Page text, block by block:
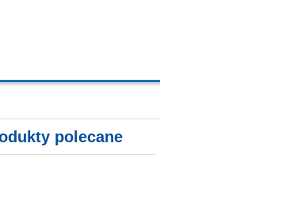
polecane